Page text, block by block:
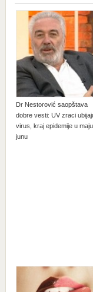
Dr Nestorović saopštava
dobre vesti: UV zraci
virus, kraj epidemije u
junu